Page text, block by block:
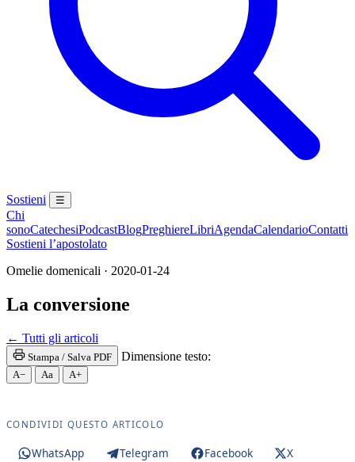
Sostieni ☰
Chi
sonoCatechesiPodcastBlogPreghiereLibriAgendaCalendarioContatti
Sostieni l’apostolato
Omelie domenicali · 2020-01-24
La conversione
← Tutti gli articoli
Stampa / Salva PDF Dimensione testo:
A− Aa A+
CONDIVIDI QUESTO ARTICOLO
WhatsApp Telegram Facebook
X